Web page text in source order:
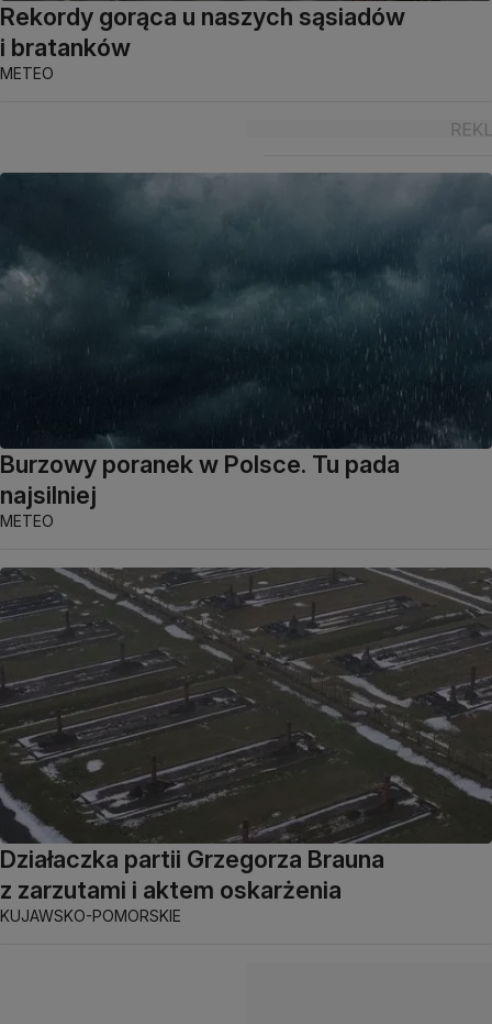
Rekordy gorąca u naszych sąsiadów
i bratanków
METEO
Burzowy poranek w Polsce. Tu pada
najsilniej
METEO
Działaczka partii Grzegorza Brauna
z zarzutami i aktem oskarżenia
KUJAWSKO-POMORSKIE